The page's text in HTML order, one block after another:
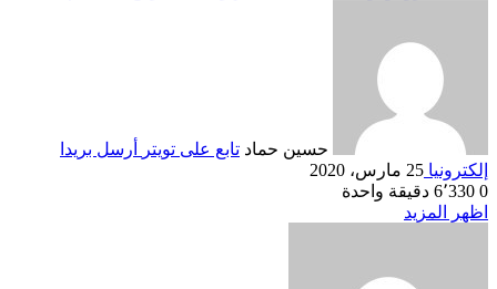
حسين حماد تابع على تويتر
أرسل بريدا
إلكترونيا 25 مارس، 2020
0
دقيقة واحدة
اظهر المزيد